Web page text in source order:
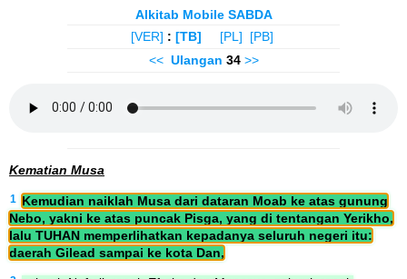
Alkitab Mobile SABDA
[VER] : [TB] [PL]
[PB]
<< Ulangan 34 >>
Kematian Musa
1
Kemudian naiklah Musa dari dataran Moab ke atas gunung
Nebo, yakni ke atas puncak Pisga, yang di tentangan Yerikho,
lalu TUHAN memperlihatkan kepadanya seluruh negeri itu:
daerah Gilead sampai ke kota Dan,